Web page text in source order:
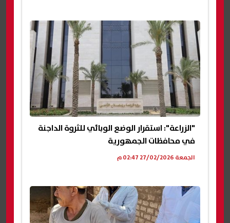
"الزراعة": استقرار الوضع الوبائي للثروة الداجنة
في محافظات الجمهورية
الجمعة 27/02/2026 02:47 م